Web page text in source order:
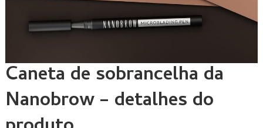
Caneta de sobrancelha da
Nanobrow – detalhes do